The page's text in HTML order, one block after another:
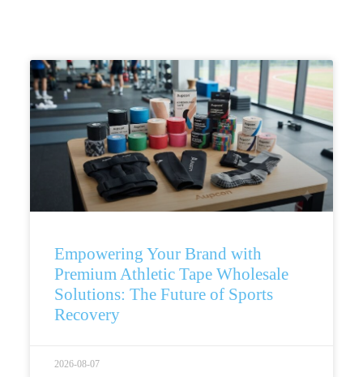
Empowering Your Brand with
Premium Athletic Tape Wholesale
Solutions: The Future of Sports
Recovery
2026-08-07